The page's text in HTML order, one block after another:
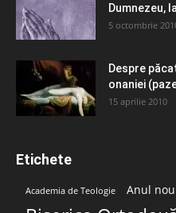
Dumnezeu,
5 octombrie
Despre
onaniei
15 aprilie 2010
Etichete
Academia de Teologie Anul nou